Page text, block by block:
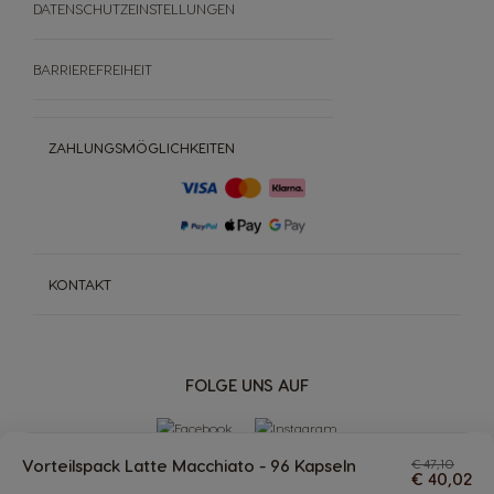
FOLGE UNS AUF
ZAHLUNGSMÖGLICHKEITEN
KONTAKT
DATENSCHUTZEINSTELLUNGEN
BARRIEREFREIHEIT
Vorteilspack Latte Macchiato - 96 Kapseln € 47,10
€ 40,02